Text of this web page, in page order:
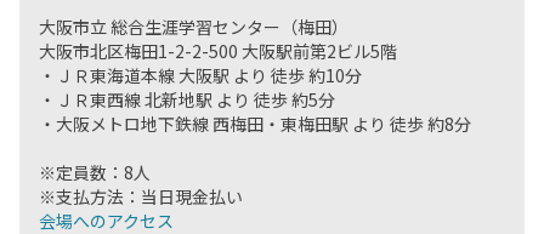
大阪市立 総合生涯学習センター（梅田）
大阪市北区梅田1-2-2-500 大阪駅前第2ビル5階
・ＪＲ東海道本線 大阪駅 より 徒歩 約10分
・ＪＲ東西線 北新地駅 より 徒歩 約5分
・大阪メトロ地下鉄線 西梅田・東梅田駅 より 徒歩 約8分
※定員数：8人
※支払方法：当日現金払い
会場へのアクセス